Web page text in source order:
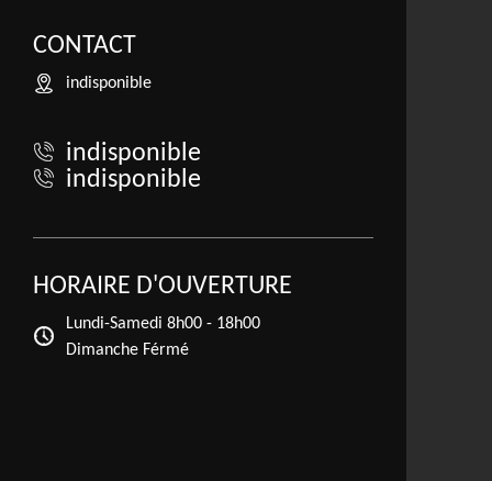
CONTACT
indisponible
indisponible
indisponible
HORAIRE D'OUVERTURE
Lundi-Samedi 8h00 - 18h00
Dimanche Férmé